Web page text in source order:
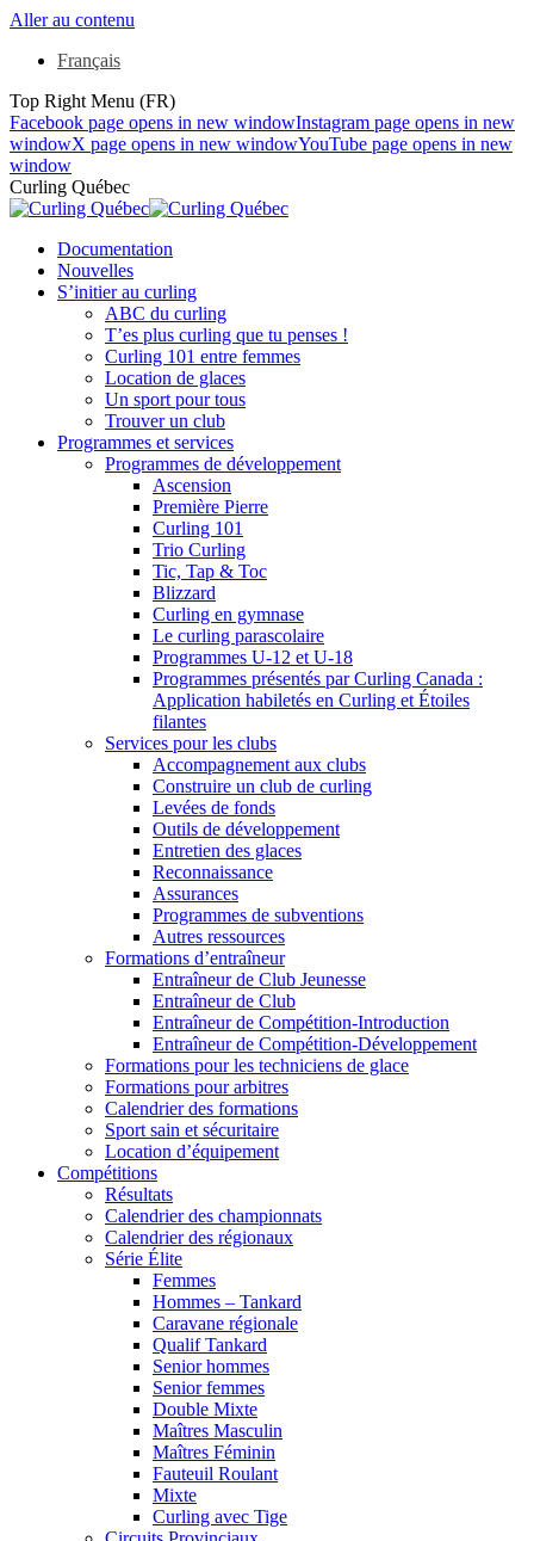
Aller au contenu
Français
Top Right Menu (FR)
Facebook page opens in new windowInstagram page opens in new
windowX page opens in new windowYouTube page opens in new
window
Curling Québec
Documentation
Nouvelles
S’initier au curling
ABC du curling
T’es plus curling que tu penses !
Curling 101 entre femmes
Location de glaces
Un sport pour tous
Trouver un club
Programmes et services
Programmes de développement
Ascension
Première Pierre
Curling 101
Trio Curling
Tic, Tap & Toc
Blizzard
Curling en gymnase
Le curling parascolaire
Programmes U-12 et U-18
Programmes présentés par Curling Canada :
Application habiletés en Curling et Étoiles
filantes
Services pour les clubs
Accompagnement aux clubs
Construire un club de curling
Levées de fonds
Outils de développement
Entretien des glaces
Reconnaissance
Assurances
Programmes de subventions
Autres ressources
Formations d’entraîneur
Entraîneur de Club Jeunesse
Entraîneur de Club
Entraîneur de Compétition-Introduction
Entraîneur de Compétition-Développement
Formations pour les techniciens de glace
Formations pour arbitres
Calendrier des formations
Sport sain et sécuritaire
Location d’équipement
Compétitions
Résultats
Calendrier des championnats
Calendrier des régionaux
Série Élite
Femmes
Hommes – Tankard
Caravane régionale
Qualif Tankard
Senior hommes
Senior femmes
Double Mixte
Maîtres Masculin
Maîtres Féminin
Fauteuil Roulant
Mixte
Curling avec Tige